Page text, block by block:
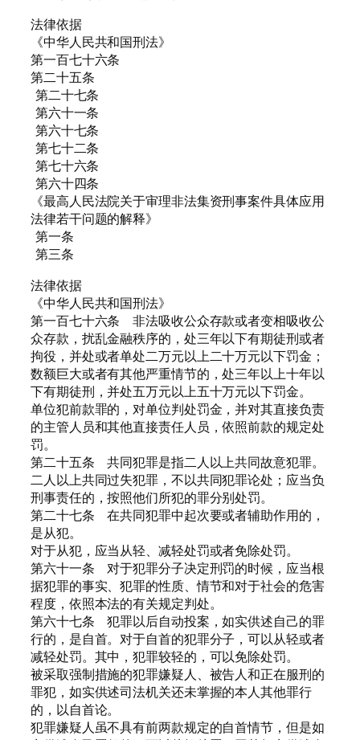
法律依据
《中华人民共和国刑法》
第一百七十六条
第二十五条
第二十七条
第六十一条
第六十七条
第七十二条
第七十六条
第六十四条
《最高人民法院关于审理非法集资刑事案件具体应用
法律若干问题的解释》
第一条
第三条
法律依据
《中华人民共和国刑法》
第一百七十六条 非法吸收公众存款或者变相吸收公
众存款，扰乱金融秩序的，处三年以下有期徒刑或者
拘役，并处或者单处二万元以上二十万元以下罚金；
数额巨大或者有其他严重情节的，处三年以上十年以
下有期徒刑，并处五万元以上五十万元以下罚金。
单位犯前款罪的，对单位判处罚金，并对其直接负责
的主管人员和其他直接责任人员，依照前款的规定处
罚。
第二十五条 共同犯罪是指二人以上共同故意犯罪。
二人以上共同过失犯罪，不以共同犯罪论处；应当负
刑事责任的，按照他们所犯的罪分别处罚。
第二十七条 在共同犯罪中起次要或者辅助作用的，
是从犯。
对于从犯，应当从轻、减轻处罚或者免除处罚。
第六十一条 对于犯罪分子决定刑罚的时候，应当根
据犯罪的事实、犯罪的性质、情节和对于社会的危害
程度，依照本法的有关规定判处。
第六十七条 犯罪以后自动投案，如实供述自己的罪
行的，是自首。对于自首的犯罪分子，可以从轻或者
减轻处罚。其中，犯罪较轻的，可以免除处罚。
被采取强制措施的犯罪嫌疑人、被告人和正在服刑的
罪犯，如实供述司法机关还未掌握的本人其他罪行
的，以自首论。
犯罪嫌疑人虽不具有前两款规定的自首情节，但是如